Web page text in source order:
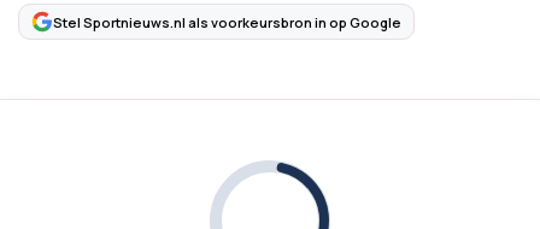
Stel Sportnieuws.nl als voorkeursbron in op Google